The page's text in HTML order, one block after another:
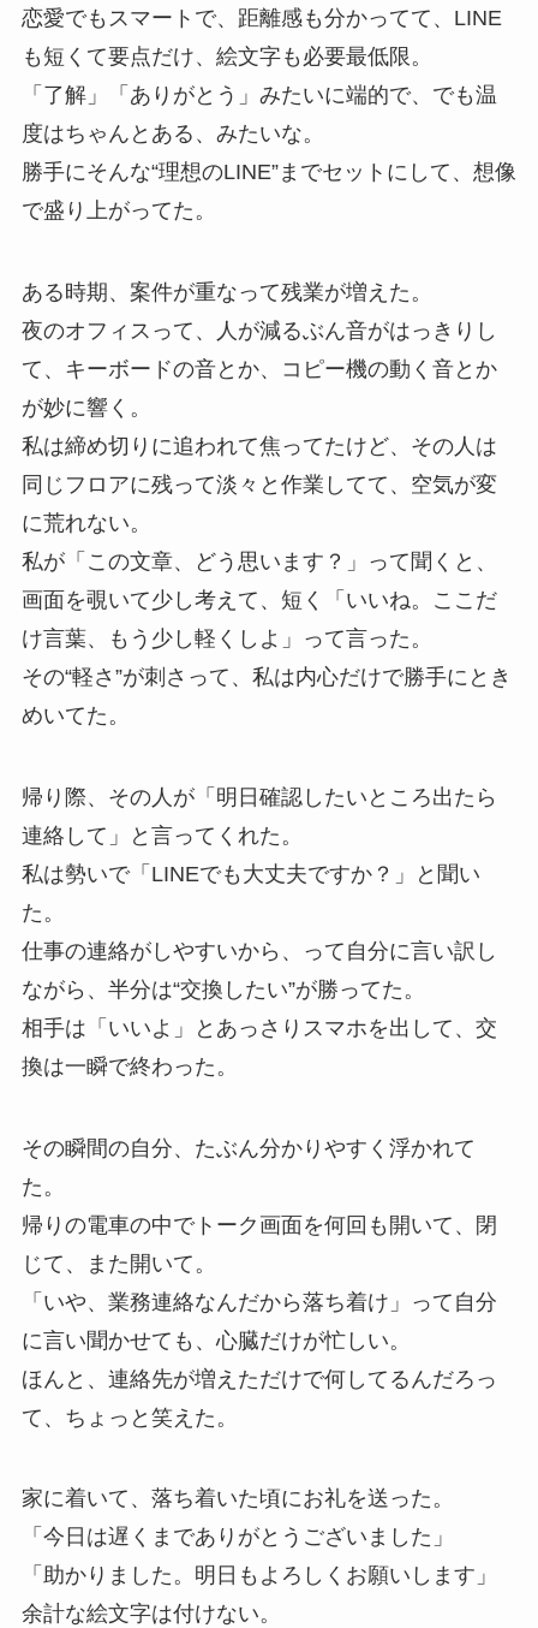
恋愛でもスマートで、距離感も分かってて、LINE
も短くて要点だけ、絵文字も必要最低限。
「了解」「ありがとう」みたいに端的で、でも温
度はちゃんとある、みたいな。
勝手にそんな“理想のLINE”までセットにして、想像
で盛り上がってた。
ある時期、案件が重なって残業が増えた。
夜のオフィスって、人が減るぶん音がはっきりし
て、キーボードの音とか、コピー機の動く音とか
が妙に響く。
私は締め切りに追われて焦ってたけど、その人は
同じフロアに残って淡々と作業してて、空気が変
に荒れない。
私が「この文章、どう思います？」って聞くと、
画面を覗いて少し考えて、短く「いいね。ここだ
け言葉、もう少し軽くしよ」って言った。
その“軽さ”が刺さって、私は内心だけで勝手にとき
めいてた。
帰り際、その人が「明日確認したいところ出たら
連絡して」と言ってくれた。
私は勢いで「LINEでも大丈夫ですか？」と聞い
た。
仕事の連絡がしやすいから、って自分に言い訳し
ながら、半分は“交換したい”が勝ってた。
相手は「いいよ」とあっさりスマホを出して、交
換は一瞬で終わった。
その瞬間の自分、たぶん分かりやすく浮かれて
た。
帰りの電車の中でトーク画面を何回も開いて、閉
じて、また開いて。
「いや、業務連絡なんだから落ち着け」って自分
に言い聞かせても、心臓だけが忙しい。
ほんと、連絡先が増えただけで何してるんだろっ
て、ちょっと笑えた。
家に着いて、落ち着いた頃にお礼を送った。
「今日は遅くまでありがとうございました」
「助かりました。明日もよろしくお願いします」
余計な絵文字は付けない。